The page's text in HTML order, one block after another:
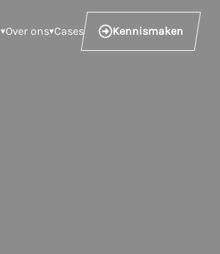
▾Over ons▾Cases Kennismaken